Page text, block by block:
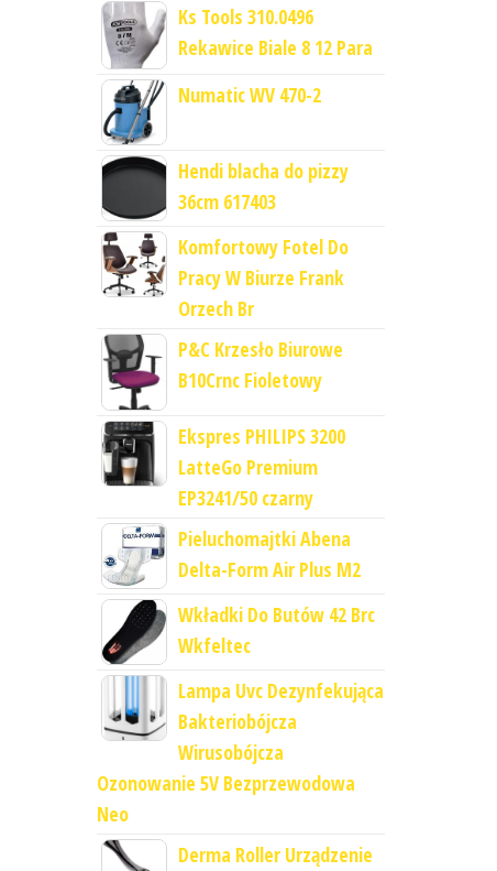
Ks Tools 310.0496
Rekawice Biale 8 12 Para
Numatic WV 470-2
Hendi blacha do pizzy
36cm 617403
Komfortowy Fotel Do
Pracy W Biurze Frank
Orzech Br
P&C Krzesło Biurowe
B10Crnc Fioletowy
Ekspres PHILIPS 3200
LatteGo Premium
EP3241/50 czarny
Pieluchomajtki Abena
Delta-Form Air Plus M2
Wkładki Do Butów 42 Brc
Wkfeltec
Lampa Uvc Dezynfekująca
Bakteriobójcza
Wirusobójcza
Ozonowanie 5V Bezprzewodowa
Neo
Derma Roller Urządzenie